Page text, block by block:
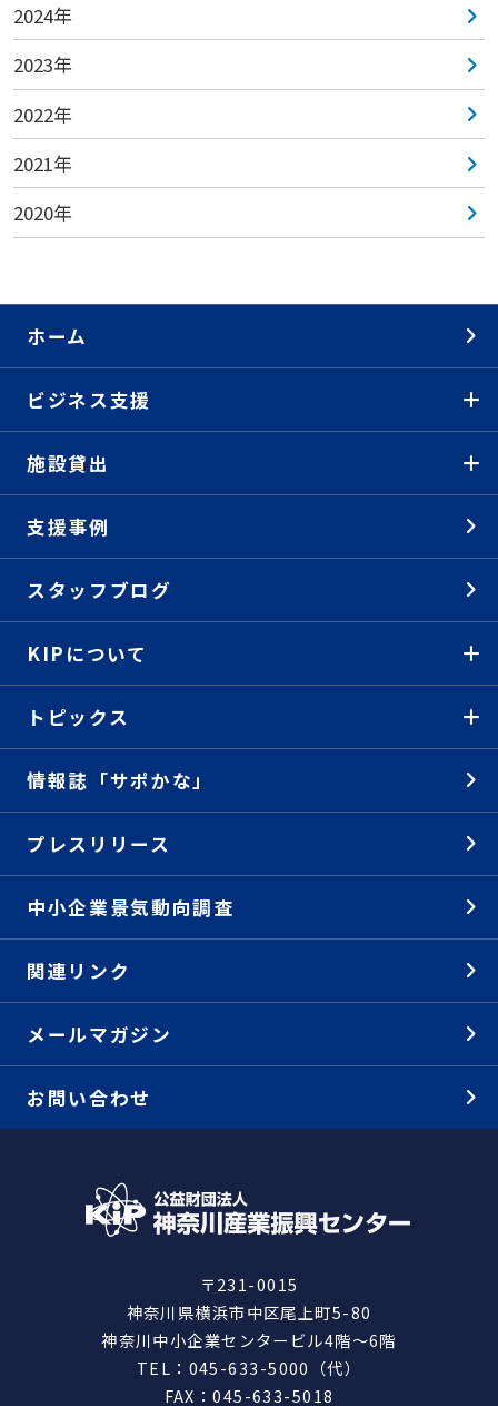
2024年
2023年
2022年
2021年
2020年
ホーム
ビジネス支援
施設貸出
支援事例
スタッフブログ
KIPについて
トピックス
情報誌「サポかな」
プレスリリース
中小企業景気動向調査
関連リンク
メールマガジン
お問い合わせ
〒231-0015
神奈川県横浜市中区尾上町5-80
神奈川中小企業センタービル4階～6階
TEL：045-633-5000（代）
FAX：045-633-5018